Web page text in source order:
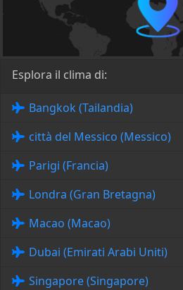
Esplora il clima di:
Bangkok (Tailandia)
città del Messico (Messico)
Parigi (Francia)
Londra (Gran Bretagna)
Macao (Macao)
Dubai (Emirati Arabi Uniti)
Singapore (Singapore)